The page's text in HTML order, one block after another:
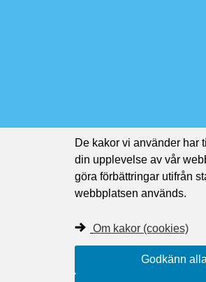
De kakor vi använder har
din upplevelse av vår
göra förbättringar utifrån
webbplatsen används.
Om kakor (cookies)
Godkänn